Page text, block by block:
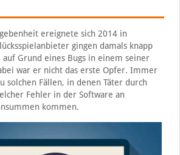
ereignete sich 2014 in
gingen damals knapp
Grund eines Bugs in einem seiner
war er nicht das erste Opfer. Immer
solchen Fällen, in denen Täter durch
Fehler in der Software an
kommen.